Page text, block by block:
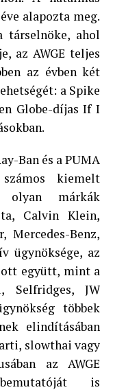
alapozta meg.
társelnöke, ahol
az AWGE teljes
az évben két
a Spike
Globe-díjas If I
Ban és a PUMA
kiemelt
olyan márkák
Calvin Klein,
Mercedes-Benz,
ügynöksége, az
együtt, mint a
Selfridges, JW
többek
elindításában
slowthai vagy
az AWGE
is